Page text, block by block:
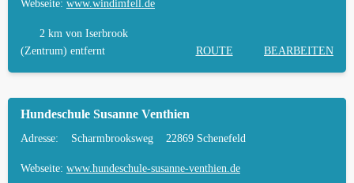
Webseite: www.windimfell.de
2 km von Iserbrook
(Zentrum) entfernt
ROUTE BEARBEITEN
Hundeschule Susanne Venthien
Adresse: Scharmbrooksweg 22869 Schenefeld
Webseite: www.hundeschule-susanne-venthien.de